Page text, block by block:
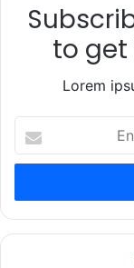
to get
Lorem
your
Email